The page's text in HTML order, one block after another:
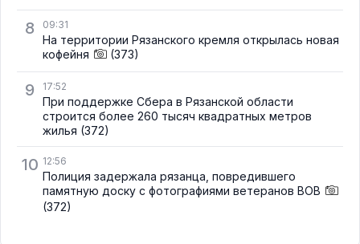
8 09:31
На территории Рязанского кремля открылась новая
кофейня
(373)
9 17:52
При поддержке Сбера в Рязанской области
строится более 260 тысяч квадратных метров
жилья (372)
10 12:56
Полиция задержала рязанца, повредившего
памятную доску с фотографиями ветеранов ВОВ
(372)